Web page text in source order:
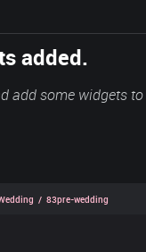
added.
add some widgets
/ 83pre-wedding